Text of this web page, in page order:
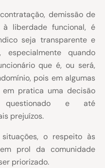
demissão de
liberdade funcional, é
seja transparente e
especialmente quando
que é, ou será,
pois em algumas
pratica uma decisão
e até
prejuízos.
o respeito às
prol da comunidade
priorizado.